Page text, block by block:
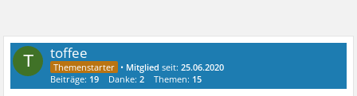
T toffee
• Mitglied seit:25.06.2020
Beiträge: 19 Danke:2 Themen: 15